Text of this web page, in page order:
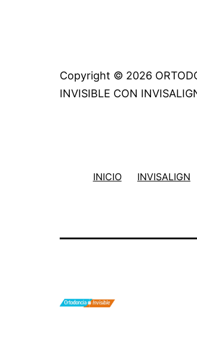
Copyright © 2026
INVISIBLE CON
INICIO INVISALIGN